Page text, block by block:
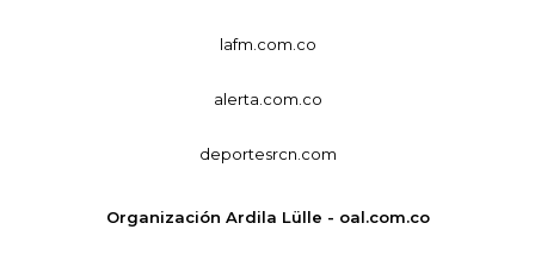
lafm.com.co
alerta.com.co
deportesrcn.com
Organización Ardila Lülle - oal.com.co